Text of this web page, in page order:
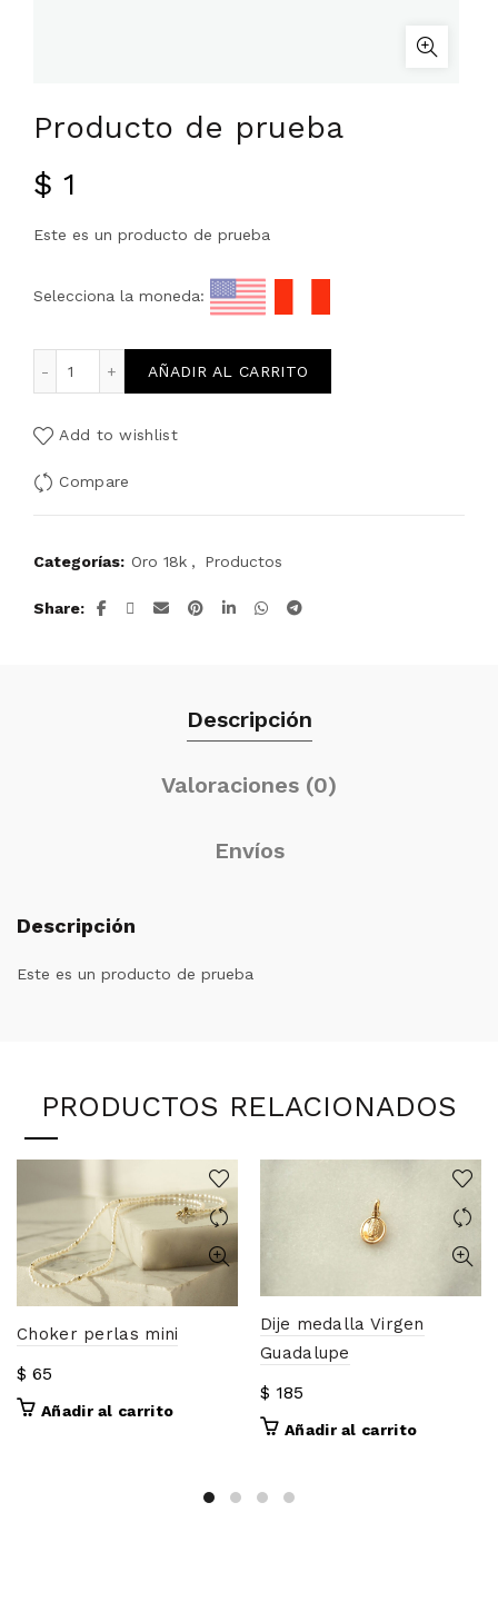
Producto de prueba
$ 1
Este es un producto de prueba
Selecciona la moneda:
Producto de prueba cantidad
AÑADIR AL CARRITO
Add to wishlist
Compare
Categorías: Oro 18k , Productos
Share
Descripción
Valoraciones (0)
Envíos
Descripción
Este es un producto de prueba
PRODUCTOS RELACIONADOS
Choker perlas mini
$ 65
Añadir al carrito
Dije medalla Virgen
Guadalupe
$ 185
Añadir al carrito